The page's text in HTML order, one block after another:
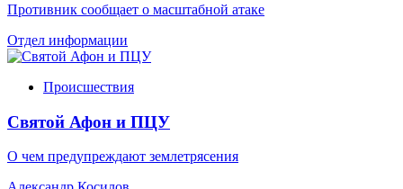
Противник сообщает о масштабной атаке
Отдел информации
Происшествия
Святой Афон и ПЦУ
О чем предупреждают землетрясения